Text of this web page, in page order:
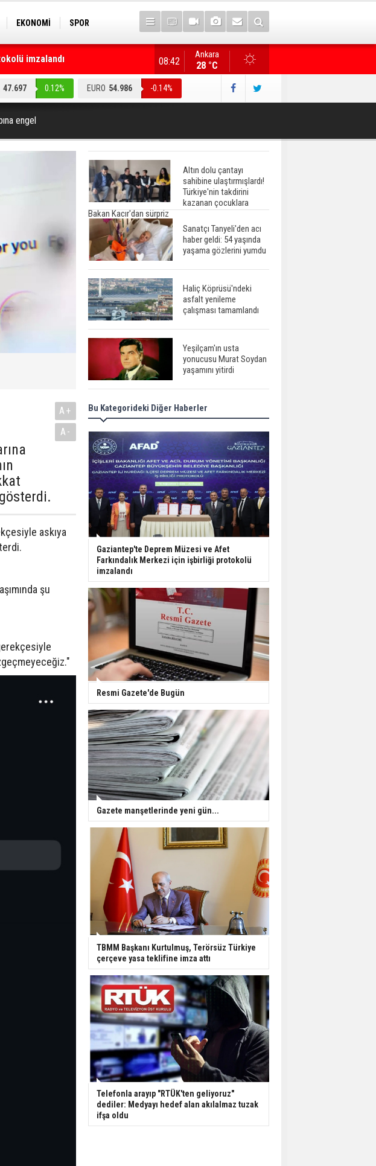
EKONOMİ
SPOR
imzalandı
Gazete manşetlerinde yeni gün...
Ankara
28 °C
08:42
47.697 0.12% EURO 54.986 -0.14%
engel
A+
A-
askıya
şu
Altın dolu çantayı
sahibine ulaştırmışlardı!
Türkiye'nin takdirini
kazanan çocuklara
Bakan Kacır'dan sürpriz
Sanatçı Tanyeli'den acı
haber geldi: 54 yaşında
yaşama gözlerini yumdu
Haliç Köprüsü'ndeki
asfalt yenileme
çalışması tamamlandı
Yeşilçam'ın usta
yonucusu Murat Soydan
yaşamını yitirdi
Meral Akşener ile
Müsavat Dervişoğlu
cenazede görüntülendi
29 Mayıs okullar tatil mi?
Bilim kurgu
gerçekleşiyor...
Dondurulmuş insanları
hayata döndürecek keşif
Ünlü türkücü Mahmut
Tuncer estetik
operasyon geçirdi: Son
hali gündem oldu
Yerli turist 229,7 milyar
lira seyahat harcaması
yaptı
Gazze'deki Sağlık
Bakanlığı duyurdu:
Vahşetin pençesinde 2
salgın vaka tespit edildi
Bu Kategorideki Diğer Haberler
Gaziantep'te Deprem Müzesi ve Afet
Farkındalık Merkezi için işbirliği protokolü
imzalandı
Resmi Gazete'de Bugün
Gazete manşetlerinde yeni gün...
TBMM Başkanı Kurtulmuş, Terörsüz Türkiye
çerçeve yasa teklifine imza attı
Telefonla arayıp "RTÜK'ten geliyoruz"
dediler: Medyayı hedef alan akılalmaz tuzak
ifşa oldu